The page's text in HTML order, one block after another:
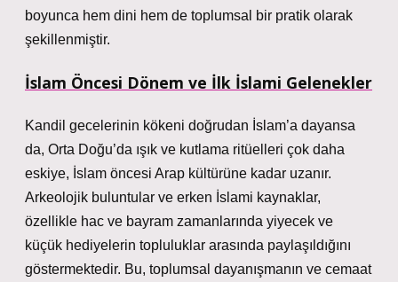
boyunca hem dini hem de toplumsal bir pratik olarak
şekillenmiştir.
İslam Öncesi Dönem ve İlk İslami Gelenekler
Kandil gecelerinin kökeni doğrudan İslam’a dayansa
da, Orta Doğu’da ışık ve kutlama ritüelleri çok daha
eskiye, İslam öncesi Arap kültürüne kadar uzanır.
Arkeolojik buluntular ve erken İslami kaynaklar,
özellikle hac ve bayram zamanlarında yiyecek ve
küçük hediyelerin topluluklar arasında paylaşıldığını
göstermektedir. Bu, toplumsal dayanışmanın ve cemaat